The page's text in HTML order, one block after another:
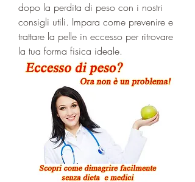
dopo la perdita di peso con i nostri
consigli utili. Impara come prevenire e
trattare la pelle in eccesso per ritrovare
la tua forma fisica ideale.